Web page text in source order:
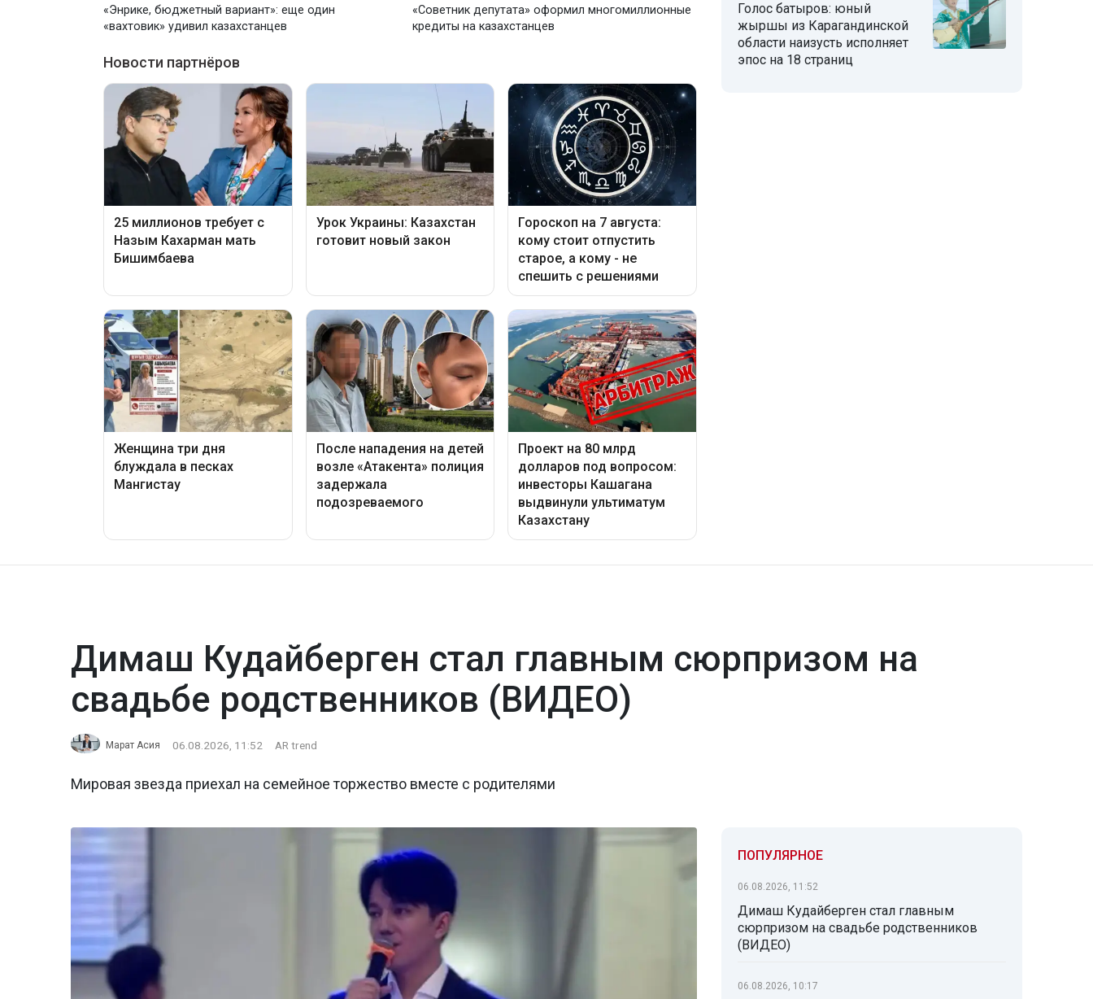
«Энрике, бюджетный вариант»: еще один
«вахтовик» удивил казахстанцев
«Советник депутата» оформил многомиллионные
кредиты на казахстанцев
Голос батыров: юный
жыршы из Карагандинской
области наизусть исполняет
эпос на 18 страниц
Димаш Кудайберген стал главным сюрпризом на
свадьбе родственников (ВИДЕО)
Марат Асия 06.08.2026, 11:52 AR trend
Мировая звезда приехал на семейное торжество вместе с родителями
ПОПУЛЯРНОЕ
06.08.2026, 11:52
Димаш Кудайберген стал главным
сюрпризом на свадьбе родственников
(ВИДЕО)
06.08.2026, 10:17